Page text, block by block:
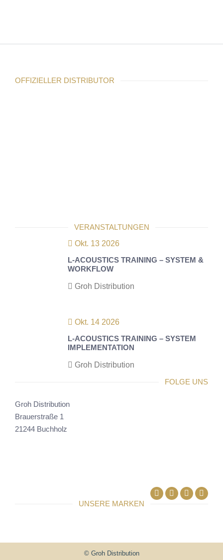
OFFIZIELLER DISTRIBUTOR
VERANSTALTUNGEN
Okt. 13 2026
L-ACOUSTICS TRAINING – SYSTEM &
WORKFLOW
Groh Distribution
Okt. 14 2026
L-ACOUSTICS TRAINING – SYSTEM
IMPLEMENTATION
Groh Distribution
FOLGE UNS
Groh Distribution
Brauerstraße 1
21244 Buchholz
FacebookLinkedin
UNSERE MARKEN
© Groh Distribution